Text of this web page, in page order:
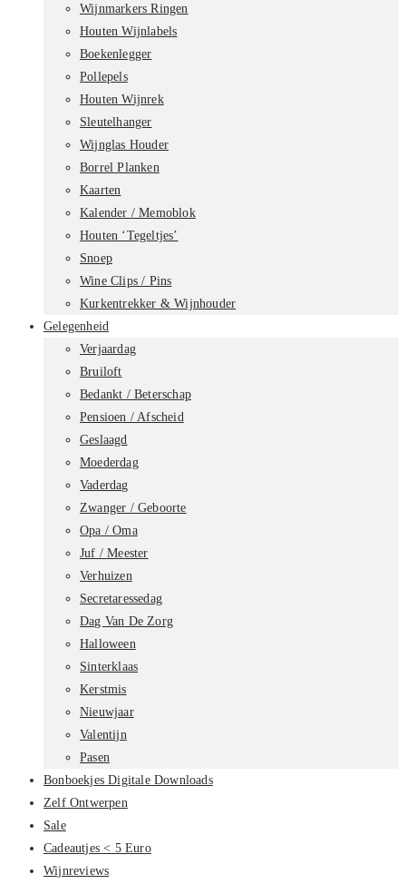
Wijnmarkers Ringen
Houten Wijnlabels
Boekenlegger
Pollepels
Houten Wijnrek
Sleutelhanger
Wijnglas Houder
Borrel Planken
Kaarten
Kalender / Memoblok
Houten ‘Tegeltjes’
Snoep
Wine Clips / Pins
Kurkentrekker & Wijnhouder
Gelegenheid
Verjaardag
Bruiloft
Bedankt / Beterschap
Pensioen / Afscheid
Geslaagd
Moederdag
Vaderdag
Zwanger / Geboorte
Opa / Oma
Juf / Meester
Verhuizen
Secretaressedag
Dag Van De Zorg
Halloween
Sinterklaas
Kerstmis
Nieuwjaar
Valentijn
Pasen
Bonboekjes Digitale Downloads
Zelf Ontwerpen
Sale
Cadeautjes < 5 Euro
Wijnreviews